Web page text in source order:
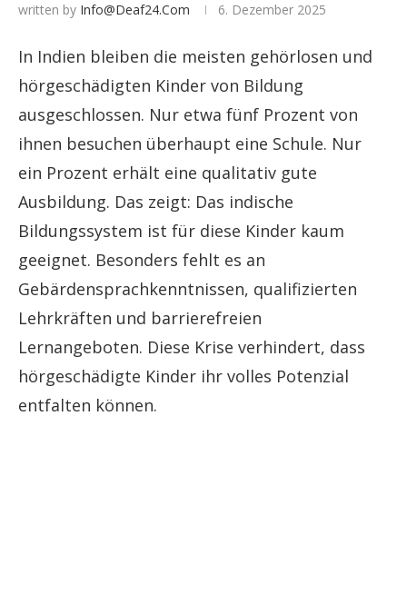
written by Info@deaf24.com 6. Dezember 2025
In Indien bleiben die meisten gehörlosen und
hörgeschädigten Kinder von Bildung
ausgeschlossen. Nur etwa fünf Prozent von
ihnen besuchen überhaupt eine Schule. Nur
ein Prozent erhält eine qualitativ gute
Ausbildung. Das zeigt: Das indische
Bildungssystem ist für diese Kinder kaum
geeignet. Besonders fehlt es an
Gebärdensprachkenntnissen, qualifizierten
Lehrkräften und barrierefreien
Lernangeboten. Diese Krise verhindert, dass
hörgeschädigte Kinder ihr volles Potenzial
entfalten können.